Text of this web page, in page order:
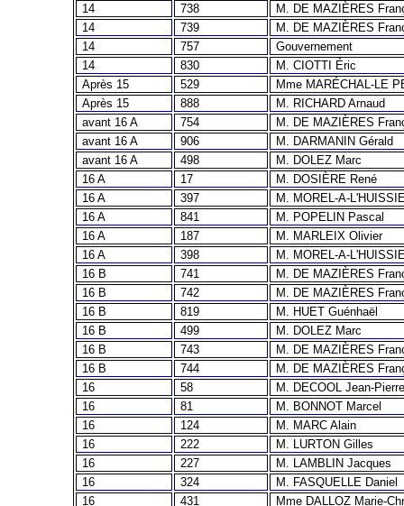
14
738
M. DE MAZIÈRES
14
739
M. DE MAZIÈRES
14
757
Gouvernement
14
830
M. CIOTTI Éric
Après 15
529
Mme MARÉCHAL-LE
Après 15
888
M. RICHARD Arnaud
avant 16 A
754
M. DE MAZIÈRES
avant 16 A
906
M. DARMANIN Gérald
avant 16 A
498
M. DOLEZ Marc
16 A
17
M. DOSIÈRE René
16 A
397
M. MOREL-A-
16 A
841
M. POPELIN Pascal
16 A
187
M. MARLEIX Olivier
16 A
398
M. MOREL-A-
16 B
741
M. DE MAZIÈRES
16 B
742
M. DE MAZIÈRES
16 B
819
M. HUET Guénhaël
16 B
499
M. DOLEZ Marc
16 B
743
M. DE MAZIÈRES
16 B
744
M. DE MAZIÈRES
16
58
M. DECOOL Jean-
16
81
M. BONNOT Marcel
16
124
M. MARC Alain
16
222
M. LURTON Gilles
16
227
M. LAMBLIN Jacques
16
324
M. FASQUELLE Daniel
16
431 Mme DALLOZ Marie-